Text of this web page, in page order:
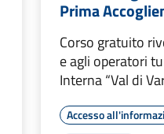
Prima
Corso gratuito
e agli operatori
Interna “Val di
Accesso